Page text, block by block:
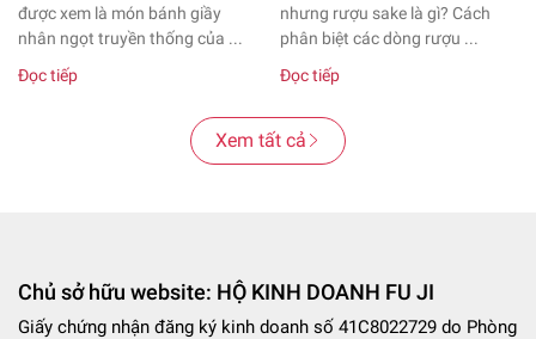
được xem là món bánh giầy
nhân ngọt truyền thống của ...
Đọc tiếp
nhưng rượu sake là gì? Cách
phân biệt các dòng rượu ...
Đọc tiếp
Xem tất cả
Chủ sở hữu website: HỘ KINH DOANH FU JI
Giấy chứng nhận đăng ký kinh doanh số 41C8022729 do Phòng